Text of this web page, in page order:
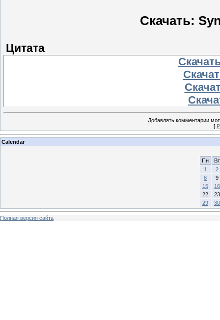
Скачать:
Цитата
Добавлять комментарии
[
Calendar
Пн
Вт
1
2
8
9
15
16
22
23
29
30
Полная версия сайта